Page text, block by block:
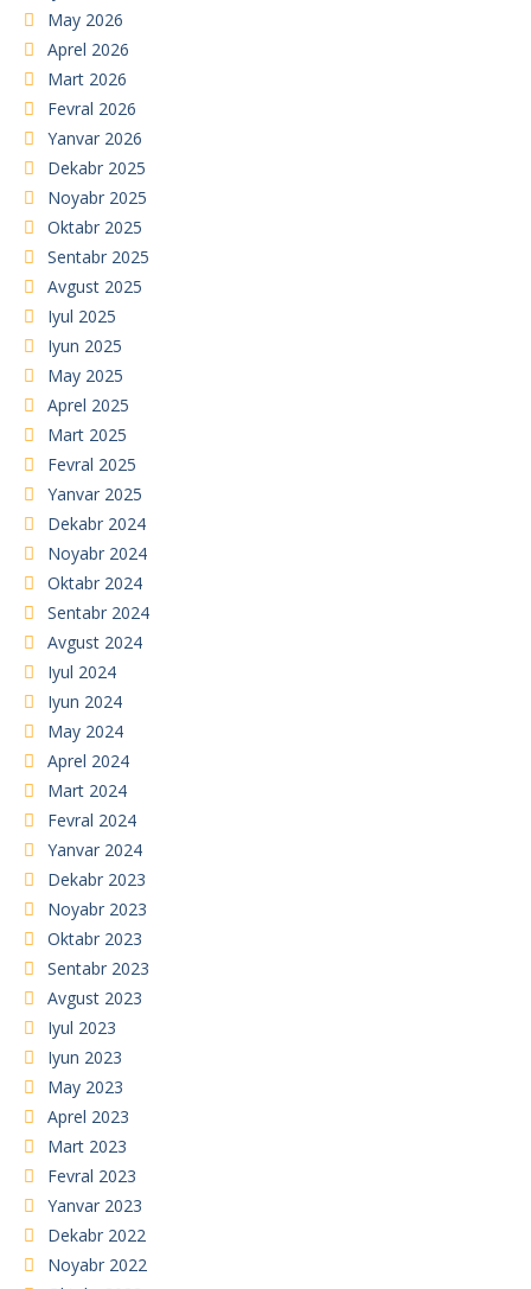
May 2026
Aprel 2026
Mart 2026
Fevral 2026
Yanvar 2026
Dekabr 2025
Noyabr 2025
Oktabr 2025
Sentabr 2025
Avgust 2025
Iyul 2025
Iyun 2025
May 2025
Aprel 2025
Mart 2025
Fevral 2025
Yanvar 2025
Dekabr 2024
Noyabr 2024
Oktabr 2024
Sentabr 2024
Avgust 2024
Iyul 2024
Iyun 2024
May 2024
Aprel 2024
Mart 2024
Fevral 2024
Yanvar 2024
Dekabr 2023
Noyabr 2023
Oktabr 2023
Sentabr 2023
Avgust 2023
Iyul 2023
Iyun 2023
May 2023
Aprel 2023
Mart 2023
Fevral 2023
Yanvar 2023
Dekabr 2022
Noyabr 2022